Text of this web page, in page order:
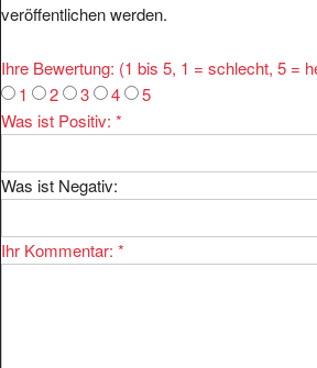
veröffentlichen werden.
Ihre Bewertung: (1 bis 5, 1 = schlecht, 5 =
1
2 3 4
5
Was ist Positiv: *
Was ist Negativ:
Ihr Kommentar: *